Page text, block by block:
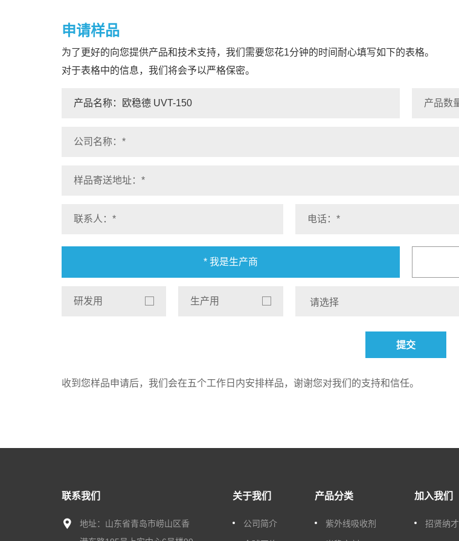
申请样品
为了更好的向您提供产品和技术支持，我们需要您花1分钟的时间耐心填写如下的表格。
对于表格中的信息，我们将会予以严格保密。
* 我是生产商
研发用 生产用
提交
收到您样品申请后，我们会在五个工作日内安排样品，谢谢您对我们的支持和信任。
联系我们
地址：山东省青岛市崂山区香
关于我们
公司简介
产品分类
紫外线吸收剂
加入我们
招贤纳才